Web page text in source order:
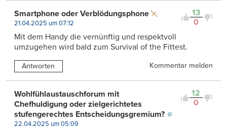
13
0
Smartphone oder Verblödungsphone
21.04.2025 um 07:12
Mit dem Handy die vernünftig und respektvoll
umzugehen wird bald zum Survival of the Fittest.
Antworten Kommentar melden
12
0
Wohlfühlaustauschforum mit
Chefhuldigung oder zielgerichtetes
stufengerechtes Entscheidungsgremium?
22.04.2025 um 05:09